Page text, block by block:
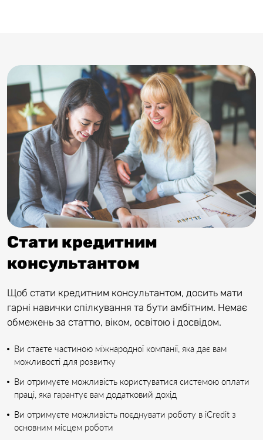
Стати кредитним
консультантом
Щоб стати кредитним консультантом, досить мати
гарні навички спілкування та бути амбітним. Немає
обмежень за статтю, віком, освітою і досвідом.
Ви стаєте частиною міжнародної компанії, яка дає вам
можливості для розвитку
Ви отримуєте можливість користуватися системою оплати
праці, яка гарантує вам додатковий дохід
Ви отримуєте можливість поєднувати роботу в iCredit з
основним місцем роботи